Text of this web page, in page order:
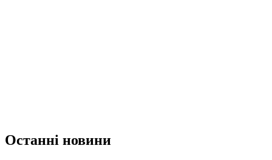
Останні новини